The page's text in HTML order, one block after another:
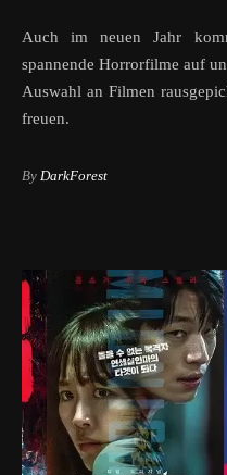
Auch im neuen Jahr
spannende Horrorfilme auf
Auswahl an Filmen
freuen.
By DarkForest